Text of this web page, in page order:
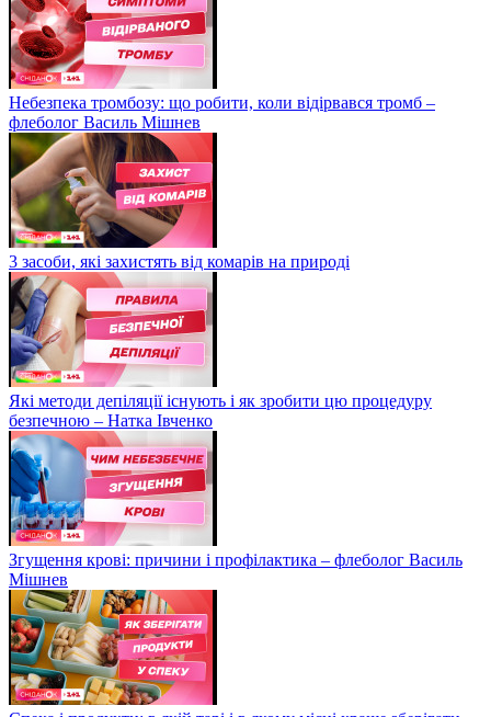
Небезпека тромбозу: що робити, коли відірвався тромб –
флеболог Василь Мішнев
3 засоби, які захистять від комарів на природі
Які методи депіляції існують і як зробити цю процедуру
безпечною – Натка Івченко
Згущення крові: причини і профілактика – флеболог Василь
Мішнев